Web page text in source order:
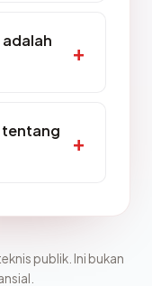
tentang
publik. Ini bukan